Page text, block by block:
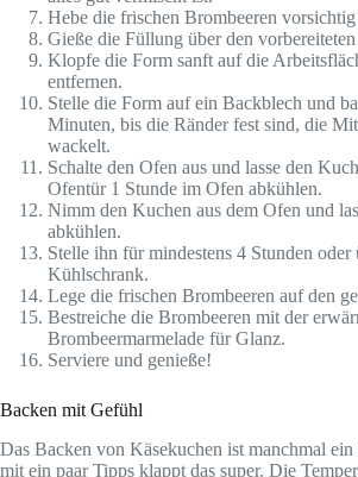
Hebe die frischen Brombeeren vorsichtig
Gieße die Füllung über den
Klopfe die Form sanft auf die
entfernen.
Stelle die Form auf ein Backblech und
Minuten, bis die Ränder fest sind, die
wackelt.
Schalte den Ofen aus und lasse den
Ofentür 1 Stunde im Ofen abkühlen.
Nimm den Kuchen aus dem Ofen und
abkühlen.
Stelle ihn für mindestens 4 Stunden
Kühlschrank.
Lege die frischen Brombeeren auf den
Bestreiche die Brombeeren mit der
Brombeermarmelade für Glanz.
Serviere und genieße!
Backen mit Gefühl
Das Backen von Käsekuchen ist manchmal
mit ein paar Tipps klappt das super. Die